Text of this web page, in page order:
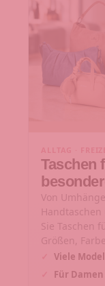
Taschen
Von
Handtaschen
Sie Taschen
Größen,
Viele
Für